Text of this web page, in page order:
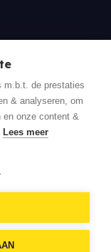
m.b.t. de prestaties
& analyseren, om
en onze content &
Lees meer